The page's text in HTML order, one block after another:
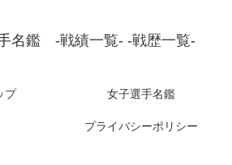
名鑑 -戦績一覧- -戦歴一覧-
プ 女子選手名鑑
プライバシーポリシー